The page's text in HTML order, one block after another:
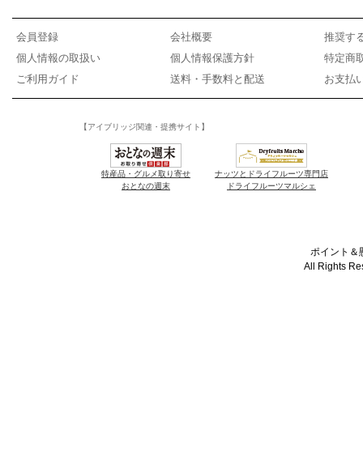
会員登録 会社概要
推奨す
個人情報の取扱い
個人情報保護方針
特定商
ご利用ガイド
送料・手数料と配送 お支払
【アイブリッジ関連・提携サイト】
特産品・グルメ取り寄せ
おとなの週末
ナッツとドライフルーツ専門店
ドライフルーツマルシェ
ポイント＆
All Rights